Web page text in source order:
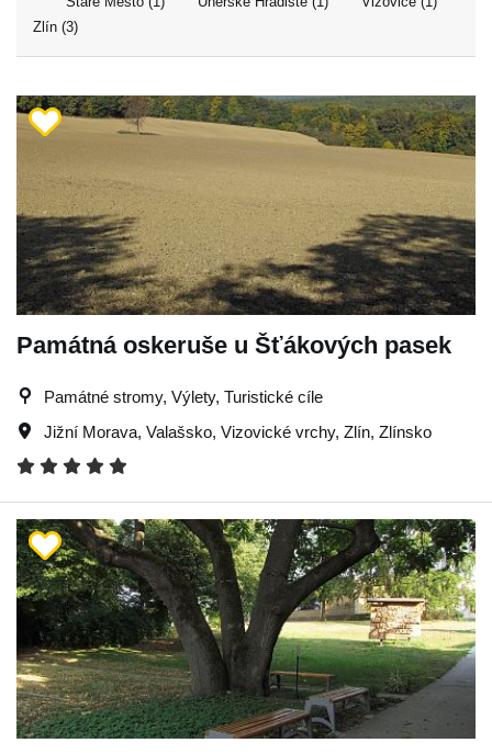
Zlín (3)
Památná oskeruše u Šťákových pasek
Památné stromy, Výlety, Turistické cíle
Jižní Morava, Valašsko, Vizovické vrchy, Zlín, Zlínsko